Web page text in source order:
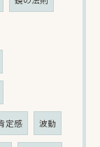
定感 波動